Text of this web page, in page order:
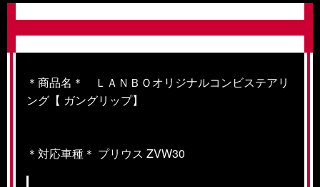
＊商品名＊ ＬＡＮＢＯオリジナルコンビステアリ
ング【 ガングリップ】
＊対応車種＊ プリウス ZVW30